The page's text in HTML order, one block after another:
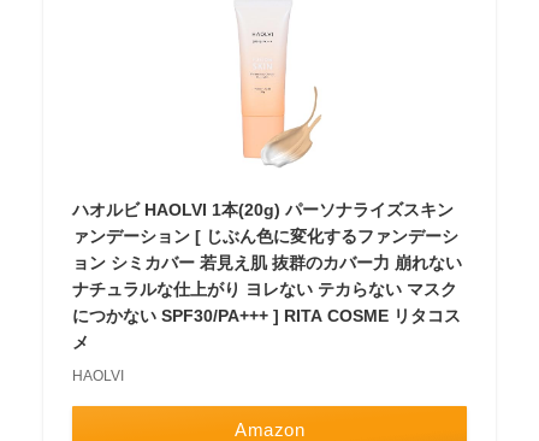
ハオルビ HAOLVI 1本(20g) パーソナライズスキン
ァンデーション [ じぶん色に変化するファンデーシ
ョン シミカバー 若見え肌 抜群のカバー力 崩れない
ナチュラルな仕上がり ヨレない テカらない マスク
につかない SPF30/PA+++ ] RITA COSME リタコス
メ
HAOLVI
Amazon